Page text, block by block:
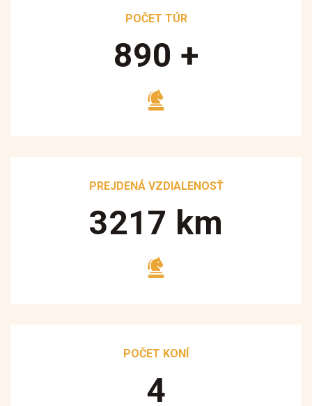
POČET TÚR
890 +
PREJDENÁ VZDIALENOSŤ
3250 km
POČET KONÍ
5